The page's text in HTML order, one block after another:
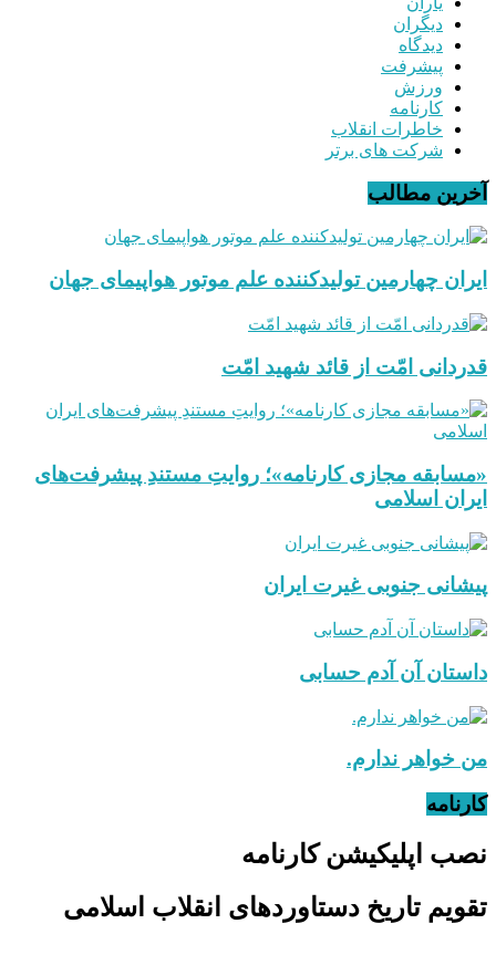
دیگران
دیدگاه
پیشرفت
ورزش
کارنامه
خاطرات انقلاب
شرکت های برتر
آخرین مطالب
ایران چهارمین تولیدکننده علم موتور هواپیمای جهان
قدردانی امّت از قائد شهید امّت
«مسابقه مجازی کارنامه»؛ روایتِ مستندِ پیشرفت‌های
ایران اسلامی
پیشانی جنوبی غیرت ایران
داستان آن آدم حسابی
من خواهر ندارم.
کارنامه
نصب اپلیکیشن کارنامه
تقویم تاریخ دستاوردهای انقلاب اسلامی